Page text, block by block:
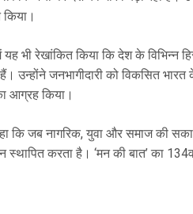
भी रेखांकित किया कि देश के विभिन्न
उन्होंने जनभागीदारी को विकसित
आग्रह किया।
कि जब नागरिक, युवा और समाज की
स्थापित करता है। ‘मन की बात’ का